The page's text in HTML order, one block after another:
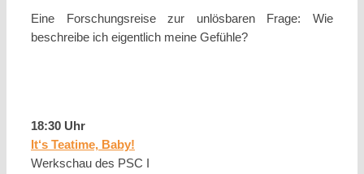
Eine Forschungsreise zur unlösbaren Frage: Wie
beschreibe ich eigentlich meine Gefühle?
18:30 Uhr
It‘s Teatime, Baby!
Werkschau des PSC I